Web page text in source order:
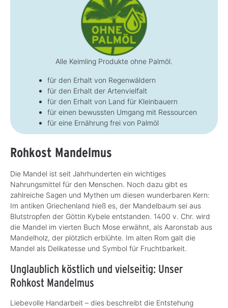
Alle Keimling Produkte ohne Palmöl.
für den Erhalt von Regenwäldern
für den Erhalt der Artenvielfalt
für den Erhalt von Land für Kleinbauern
für einen bewussten Umgang mit Ressourcen
für eine Ernährung frei von Palmöl
Rohkost Mandelmus
Die Mandel ist seit Jahrhunderten ein wichtiges
Nahrungsmittel für den Menschen. Noch dazu gibt es
zahlreiche Sagen und Mythen um diesen wunderbaren Kern:
Im antiken Griechenland hieß es, der Mandelbaum sei aus
Blutstropfen der Göttin Kybele entstanden. 1400 v. Chr. wird
die Mandel im vierten Buch Mose erwähnt, als Aaronstab aus
Mandelholz, der plötzlich erblühte. Im alten Rom galt die
Mandel als Delikatesse und Symbol für Fruchtbarkeit.
Unglaublich köstlich und vielseitig: Unser
Rohkost Mandelmus
Liebevolle Handarbeit – dies beschreibt die Entstehung